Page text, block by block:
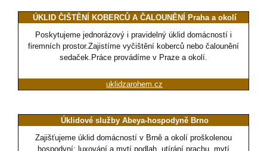
ÚKLID ČIŠTĚNÍ KOBERCŮ A ČALOUNĚNÍ Praha a okolí
Poskytujeme jednorázový i pravidelný úklid domácností i
firemních prostor.Zajistíme vyčištění koberců nebo čalounění
sedaček.Práce provádíme v Praze a okolí.
uklidzarohem.cz
Úklidové služby Abeya-hospodyně Brno
Zajišťujeme úklid domácností v Brně a okolí proškolenou
hospodyní: luxování a mytí podlah, utírání prachu, mytí